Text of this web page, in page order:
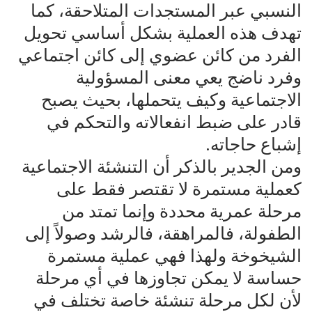
النسبي عبر المستجدات المتلاحقة، كما
تهدف هذه العملية بشكل أساسي تحويل
الفرد من كائن عضوي إلى كائن اجتماعي
وفرد ناضج يعي معنى المسؤولية
الاجتماعية وكيف يتحملها، بحيث يصبح
قادر على ضبط انفعالاته والتحكم في
إشباع حاجاته.
ومن الجدير بالذكر أن التنشئة الاجتماعية
كعملية مستمرة لا تقتصر فقط على
مرحلة عمرية محددة وإنما تمتد من
الطفولة، فالمراهقة، فالرشد وصولاً إلى
الشيخوخة ولهذا فهي عملية مستمرة
حساسة لا يمكن تجاوزها في أي مرحلة
لأن لكل مرحلة تنشئة خاصة تختلف في